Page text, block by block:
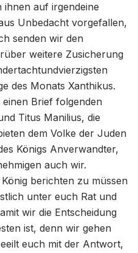
auf irgendeine
Unbedacht vorgefallen,
senden wir den
weitere Zusicherung
des Monats Xanthikus.
Brief folgenden
Titus Manilius, die
dem Volke der Juden
Königs Anverwandter,
auch wir.
berichten zu müssen
unter euch Rat und
wir die Entscheidung
ist, denn wir gehen
euch mit der Antwort,